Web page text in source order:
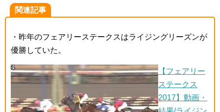
関連記事
・昨年のフェアリーステークスはライジングリーズンが
優勝していた。
【フェアリー
ステークス
2017】動画・